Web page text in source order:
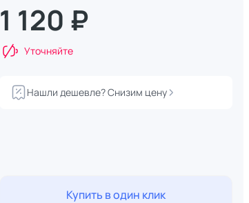
1 120 ₽
Уточняйте
Нашли дешевле? Снизим цену
Купить в один клик